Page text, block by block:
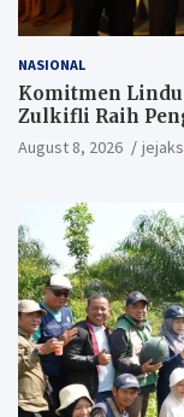
NASIONAL
Komitmen
Zulkifli Raih
August 8, 2026